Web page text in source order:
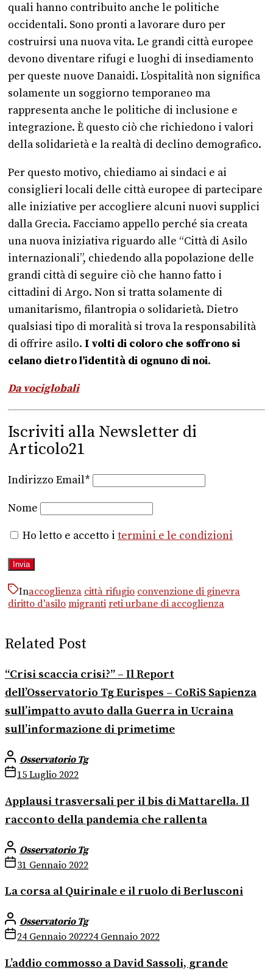
quali hanno contribuito anche le politiche
occidentali. Sono pronti a lavorare duro per
costruirsi una nuova vita. Le grandi città europee
devono diventare rifugi e luoghi di insediamento
per queste nuove Danaidi. L’ospitalità non significa
solamente un soggiorno temporaneo ma
rappresenta anche le politiche di inclusione e
integrazione. È questo ciò che richiedono i valori
della solidarietà e la realtà di declino demografico.
Per questo motivo, chiediamo ai sindaci e ai
consiglieri locali delle città europee di partecipare
alle iniziative per accogliere alcuni nuovi supplici
dalla Grecia. Facciamo appello perché sia creata
una nuova iniziativa riguardo alle “Città di Asilo
internazionali”, chiedendo alla popolazione delle
grandi città di seguire ciò che hanno fatto i
cittadini di Argo. Non si tratta solamente di
umanitarismo, filantropia o solidarietà. Dietro
qualsiasi tipo di moralità si trova la responsabilità
di offrire asilo. I volti di coloro che soffrono si
celano dietro l’identità di ognuno di noi.
Da vociglobali
Iscriviti alla Newsletter di
Articolo21
Indirizzo Email*
Nome
Ho letto e accetto i termini e le condizioni
Inaccoglienza città rifugio convenzione di ginevra
diritto d'asilo migranti reti urbane di accoglienza
Related Post
“Crisi scaccia crisi?” – Il Report
dell’Osservatorio Tg Eurispes – CoRiS Sapienza
sull’impatto avuto dalla Guerra in Ucraina
sull’informazione di primetime
Osservatorio Tg
15 Luglio 2022
Applausi trasversali per il bis di Mattarella. Il
racconto della pandemia che rallenta
Osservatorio Tg
31 Gennaio 2022
La corsa al Quirinale e il ruolo di Berlusconi
Osservatorio Tg
24 Gennaio 202224 Gennaio 2022
L’addio commosso a David Sassoli, grande